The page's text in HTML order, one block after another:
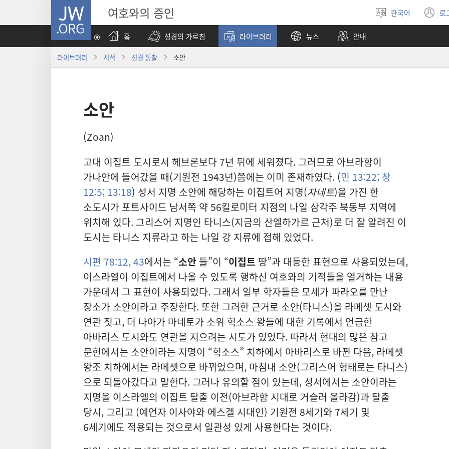
JW.ORG 여호와의 증인
언어
선택
한국어 로
(
창
홈
성경의 가르침 라이브러리 뉴스 안내
라이브러리 서적 성경 통찰 소안
소안
(Zoan)
고대 이집트 도시로서 헤브론보다 7년 뒤에 세워졌다. 그러므로 아브라함이
가나안에 들어갔을 때(기원전 1943년)쯤에는 이미 존재하였다. (민 13:22; 창
12:5; 13:18) 성서 지명 소안에 해당하는 이집트어 지명(자네트)을 가진 한
소도시가 포트사이드 남서쪽 약 56킬로미터 지점의 나일 삼각주 북동부 지역에
위치해 있다. 그리스어 지명인 타니스(지금의 산엘하가르 근처)로 더 잘 알려진 이
도시는 타니스 지류라고 하는 나일 강 지류에 접해 있었다.
시편 78:12,43에서는 “소안 들”이 “이집트 땅”과 대등한 표현으로 사용되었는데,
이스라엘이 이집트에서 나올 수 있도록 행하신 여호와의 기적들을 열거하는 내용
가운데서 그 표현이 사용되었다. 그래서 일부 학자들은 모세가 파라오를 만난
장소가 소안이라고 주장한다. 또한 그러한 근거로 소안(타니스)을 라메셋 도시와
연관 짓고, 더 나아가 마네토가 소위 힉소스 왕들에 대한 기록에서 언급한
아바리스 도시와도 연관을 지으려는 시도가 있었다. 따라서 현대의 많은 참고
문헌에서는 소안이라는 지명이 “힉소스” 치하에서 아바리스로 바뀐 다음, 라메셋
왕조 치하에서는 라메셋으로 바뀌었으며, 마침내 소안(그리스어 형태로는 타니스)
으로 되돌아갔다고 말한다. 그러나 유의할 점이 있는데, 성서에서는 소안이라는
지명을 이스라엘의 이집트 탈출 이전(아브라함 시대로 거슬러 올라감)과 탈출
당시, 그리고 (예언자 이사야와 에스겔 시대인) 기원전 8세기와 7세기 및
6세기에도 적용되는 것으로서 일관성 있게 사용한다는 것이다.